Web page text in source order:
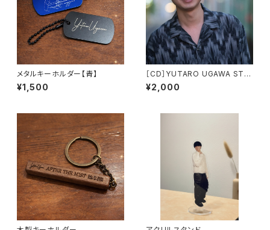
メタルキーホルダー【青】
¥1,500
［CD］YUTARO UGAWA STA
GE COLLECTION 2023
¥2,000